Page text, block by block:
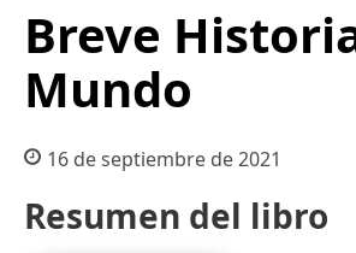
Breve
Mundo
16 de septiembre de 2021
Resumen del libro